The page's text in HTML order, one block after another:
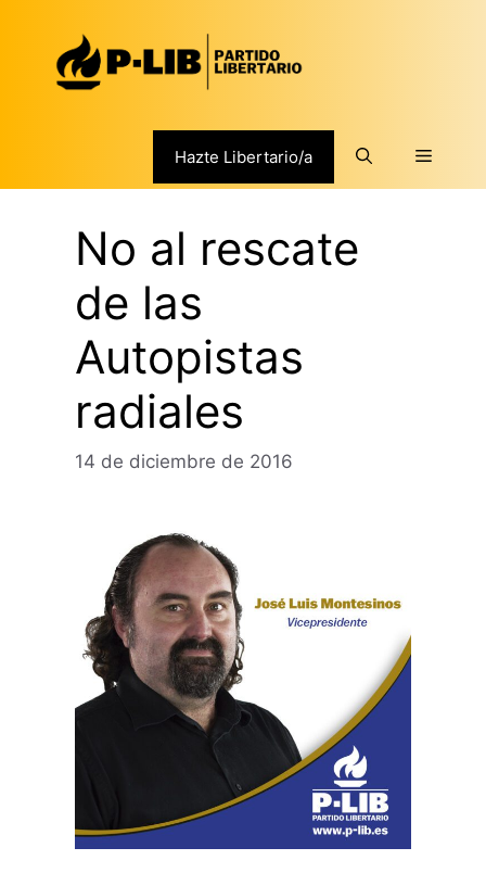
contenido
Hazte Libertario/a Menú
No al rescate
de las
Autopistas
radiales
14 de diciembre de 2016